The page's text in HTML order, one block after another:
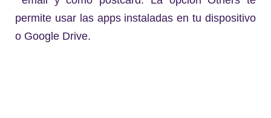
permite usar las apps instaladas en tu dispositivo
o Google Drive.